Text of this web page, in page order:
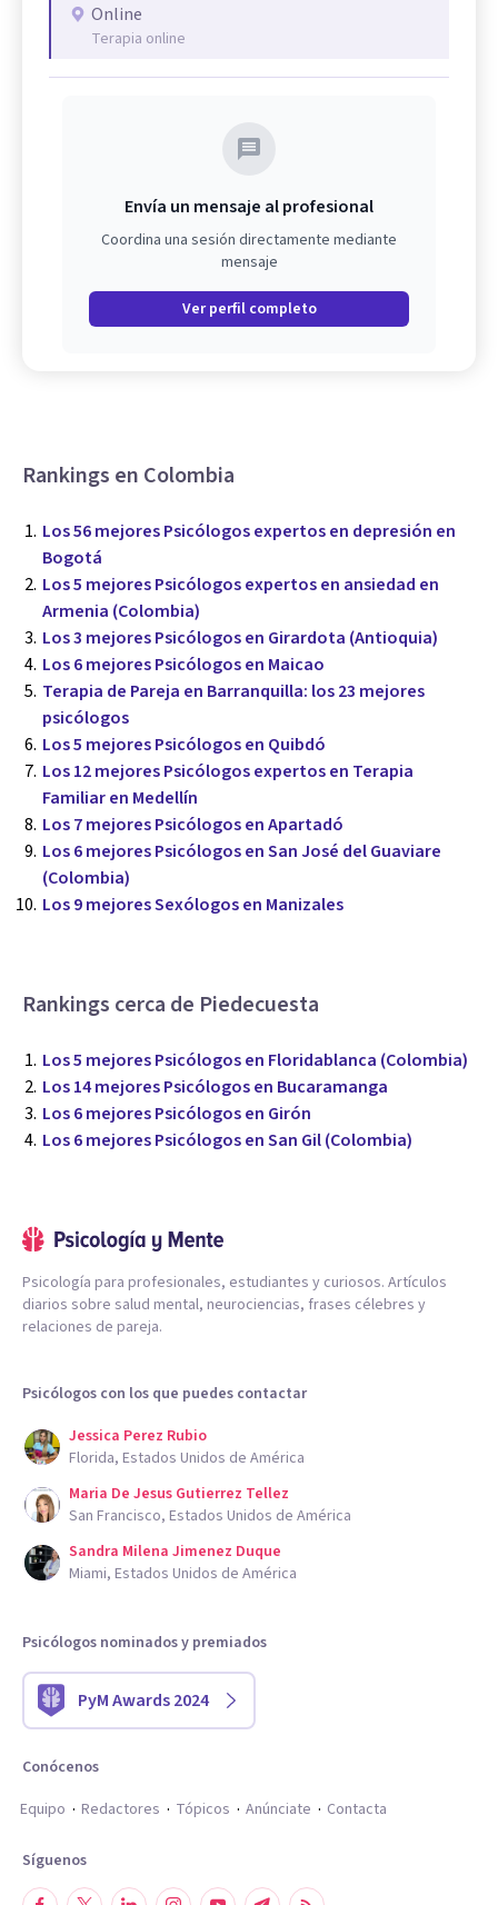
Online
Terapia online
Envía un mensaje al profesional
Coordina una sesión directamente mediante
mensaje
Ver perfil completo
Rankings en Colombia
Los 56 mejores Psicólogos expertos en depresión en
Bogotá
Los 5 mejores Psicólogos expertos en ansiedad en
Armenia (Colombia)
Los 3 mejores Psicólogos en Girardota (Antioquia)
Los 6 mejores Psicólogos en Maicao
Terapia de Pareja en Barranquilla: los 23 mejores
psicólogos
Los 5 mejores Psicólogos en Quibdó
Los 12 mejores Psicólogos expertos en Terapia
Familiar en Medellín
Los 7 mejores Psicólogos en Apartadó
Los 6 mejores Psicólogos en San José del Guaviare
(Colombia)
Los 9 mejores Sexólogos en Manizales
Rankings cerca de Piedecuesta
Los 5 mejores Psicólogos en Floridablanca (Colombia)
Los 14 mejores Psicólogos en Bucaramanga
Los 6 mejores Psicólogos en Girón
Los 6 mejores Psicólogos en San Gil (Colombia)
Psicología para profesionales, estudiantes y curiosos. Artículos
diarios sobre salud mental, neurociencias, frases célebres y
relaciones de pareja.
Psicólogos con los que puedes contactar
Jessica Perez Rubio
Florida, Estados Unidos de América
Maria De Jesus Gutierrez Tellez
San Francisco, Estados Unidos de América
Sandra Milena Jimenez Duque
Miami, Estados Unidos de América
Psicólogos nominados y premiados
PyM Awards 2024
Conócenos
Equipo
Redactores Tópicos Anúnciate Contacta
Síguenos